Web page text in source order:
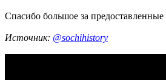
Спасибо большое за
Источник: @sochihistory